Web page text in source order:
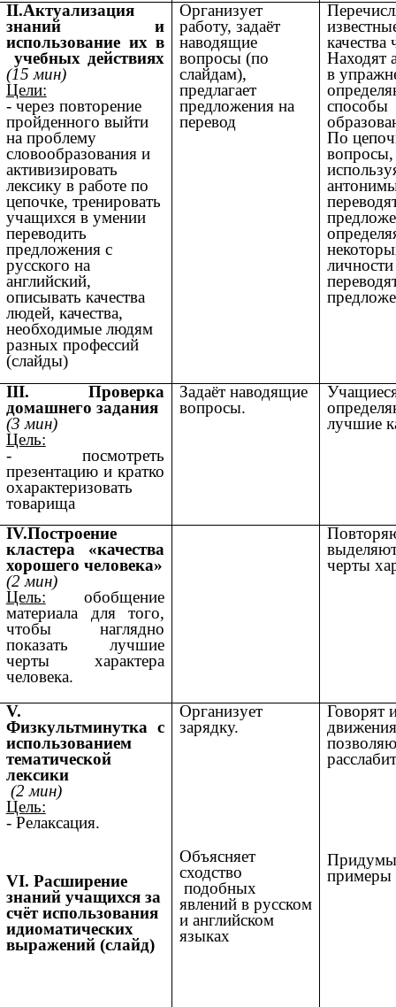
II.Актуализация
знаний и
использование их в
учебных действиях
(15 мин)
Цели:
- через повторение
пройденного выйти
на проблему
словообразования и
активизировать
лексику в работе по
цепочке, тренировать
учащихся в умении
переводить
предложения с
русского на
английский,
описывать качества
людей, качества,
необходимые людям
разных профессий
(слайды)
Организует
работу, задаёт
наводящие
вопросы (по
слайдам),
предлагает
предложения на
перевод
качества
Находят
в
способы
По
вопросы,
личности
III. Проверка
домашнего задания
(3 мин)
Цель:
- посмотреть
презентацию и кратко
охарактеризовать
товарища
Задаёт наводящие
вопросы.
лучшие
IV.Построение
кластера «качества
хорошего человека»
(2 мин)
Цель: обобщение
материала для того,
чтобы наглядно
показать лучшие
черты характера
человека.
черты
V.
Физкультминутка с
использованием
тематической
лексики
(2 мин)
Цель:
- Релаксация.
VI. Расширение
знаний учащихся за
счёт использования
идиоматических
выражений (слайд)
Организует
зарядку.
Объясняет
сходство
подобных
явлений в русском
и английском
языках
Говорят
примеры